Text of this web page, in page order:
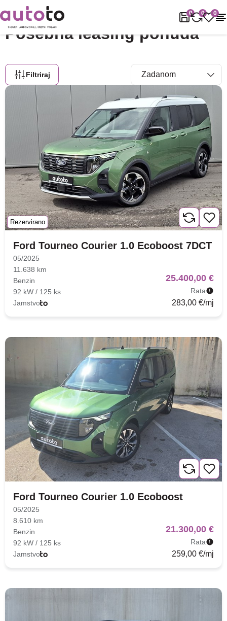
0 0 0
Naslovnica Leasing ponuda
Posebna leasing ponuda
Filtriraj
Rezervirano
Ford Tourneo Courier 1.0 Ecoboost 7DCT
05/2025
11.638 km
Benzin
92 kW / 125 ks
Jamstvo
25.400,00 €
Rata
283,00 €/mj
Ford Tourneo Courier 1.0 Ecoboost
05/2025
8.610 km
Benzin
92 kW / 125 ks
Jamstvo
21.300,00 €
Rata
259,00 €/mj